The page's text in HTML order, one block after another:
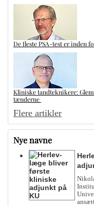
De fleste PSA-test er inden
Kliniske tandteknikere:
tænderne
Flere artikler
Nye navne